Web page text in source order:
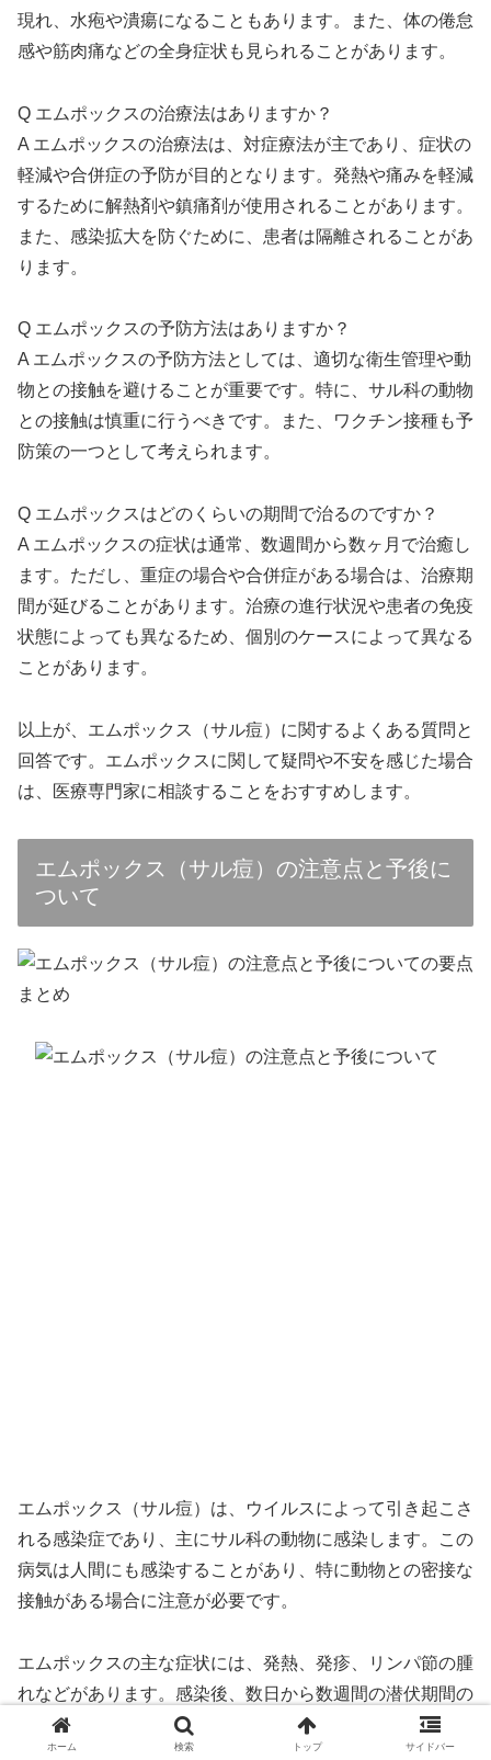
現れ、水疱や潰瘍になることもあります。また、体の倦怠
感や筋肉痛などの全身症状も見られることがあります。
Q エムポックスの治療法はありますか？
A エムポックスの治療法は、対症療法が主であり、症状の
軽減や合併症の予防が目的となります。発熱や痛みを軽減
するために解熱剤や鎮痛剤が使用されることがあります。
また、感染拡大を防ぐために、患者は隔離されることがあ
ります。
Q エムポックスの予防方法はありますか？
A エムポックスの予防方法としては、適切な衛生管理や動
物との接触を避けることが重要です。特に、サル科の動物
との接触は慎重に行うべきです。また、ワクチン接種も予
防策の一つとして考えられます。
Q エムポックスはどのくらいの期間で治るのですか？
A エムポックスの症状は通常、数週間から数ヶ月で治癒し
ます。ただし、重症の場合や合併症がある場合は、治療期
間が延びることがあります。治療の進行状況や患者の免疫
状態によっても異なるため、個別のケースによって異なる
ことがあります。
以上が、エムポックス（サル痘）に関するよくある質問と
回答です。エムポックスに関して疑問や不安を感じた場合
は、医療専門家に相談することをおすすめします。
エムポックス（サル痘）の注意点と予後に
ついて
エムポックス（サル痘）は、ウイルスによって引き起こさ
れる感染症であり、主にサル科の動物に感染します。この
病気は人間にも感染することがあり、特に動物との密接な
接触がある場合に注意が必要です。
エムポックスの主な症状には、発熱、発疹、リンパ節の腫
れなどがあります。感染後、数日から数週間の潜伏期間の
後に症状が現れることが一般的です。発疹は通常、顔や手
足から始まり、全身に広がっていきます。症状は個人によ
ホーム 検索 トップ サイドバー